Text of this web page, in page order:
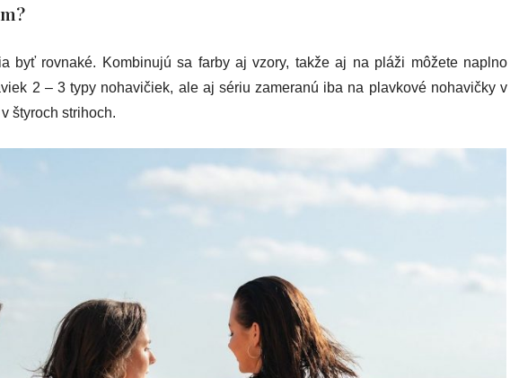
byť rovnaké. Kombinujú sa farby aj vzory, takže aj na pláži môžete naplno
2 – 3 typy nohavičiek, ale aj sériu zameranú iba na plavkové nohavičky v
štyroch strihoch.